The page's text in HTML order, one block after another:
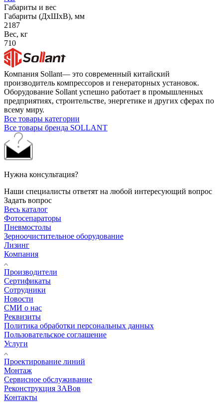
Габариты и вес
Габариты (ДхШхВ), мм
2187
Вес, кг
710
Компания Sollant— это современный китайский
производитель компрессоров и генераторных установок.
Оборудование Sollant успешно работает в промышленных
предприятиях, строительстве, энергетике и других сферах по
всему миру.
Все товары категории
Все товары бренда SOLLANT
Нужна консультация?
Наши специалисты ответят на любой интересующий вопрос
Задать вопрос
Весь каталог
Фотосепараторы
Пневмостолы
Зерноочистительное оборудование
Лизинг
Компания
Производители
Сертификаты
Сотрудники
Новости
СМИ о нас
Реквизиты
Политика обработки персональных данных
Пользовательское соглашение
Услуги
Проектирование линий
Монтаж
Сервисное обслуживание
Реконструкция ЗАВов
Контакты